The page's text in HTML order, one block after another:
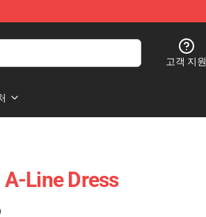
고객 지원
Line Dress